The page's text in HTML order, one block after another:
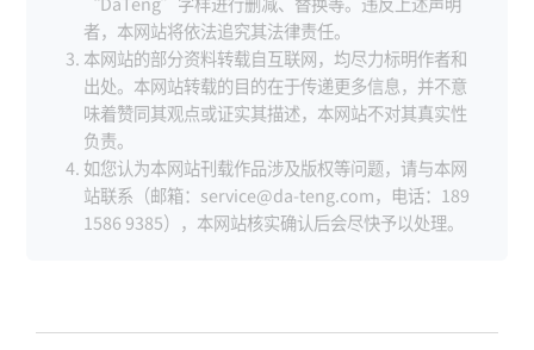
者，本网站将依法追究其法律责任。
本网站的部分资料转载自互联网，均尽力标明作者和
出处。本网站转载的目的在于传递更多信息，并不意
味着赞同其观点或证实其描述，本网站不对其真实性
负责。
如您认为本网站刊载作品涉及版权等问题，请与本网
站联系（邮箱：service@da-teng.com，电话：189
1586 9385），本网站核实确认后会尽快予以处理。